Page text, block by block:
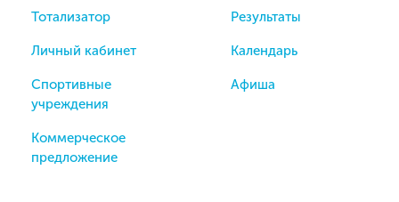
Тотализатор
Личный кабинет
Спортивные
учреждения
Коммерческое
предложение
Результаты
Календарь
Афиша